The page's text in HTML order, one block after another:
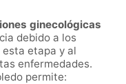
ginecológicas
debido a los
esta etapa y al
enfermedades.
permite: